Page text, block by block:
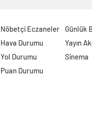
Nöbetçi Eczaneler
Hava Durumu
Yol Durumu
Puan Durumu
Günlük
Yayın
Sinema